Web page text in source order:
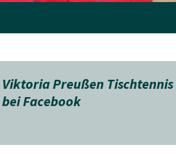
Viktoria Preußen Tischtennis
bei Facebook